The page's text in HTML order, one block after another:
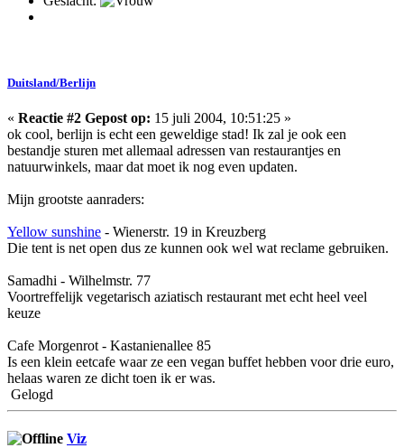
Duitsland/Berlijn
« Reactie #2 Gepost op: 15 juli 2004, 10:51:25 »
ok cool, berlijn is echt een geweldige stad! Ik zal je ook een
bestandje sturen met allemaal adressen van restaurantjes en
natuurwinkels, maar dat moet ik nog even updaten.
Mijn grootste aanraders:
Yellow sunshine - Wienerstr. 19 in Kreuzberg
Die tent is net open dus ze kunnen ook wel wat reclame gebruiken.
Samadhi - Wilhelmstr. 77
Voortreffelijk vegetarisch aziatisch restaurant met echt heel veel
keuze
Cafe Morgenrot - Kastanienallee 85
Is een klein eetcafe waar ze een vegan buffet hebben voor drie euro,
helaas waren ze dicht toen ik er was.
Gelogd
Viz